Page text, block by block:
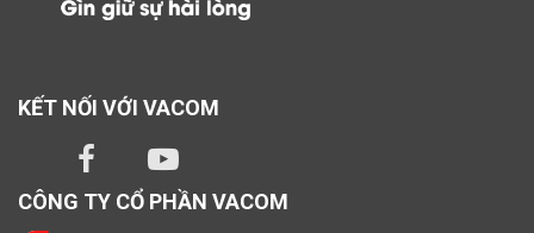
KẾT NỐI VỚI VACOM
CÔNG TY CỔ PHẦN VACOM